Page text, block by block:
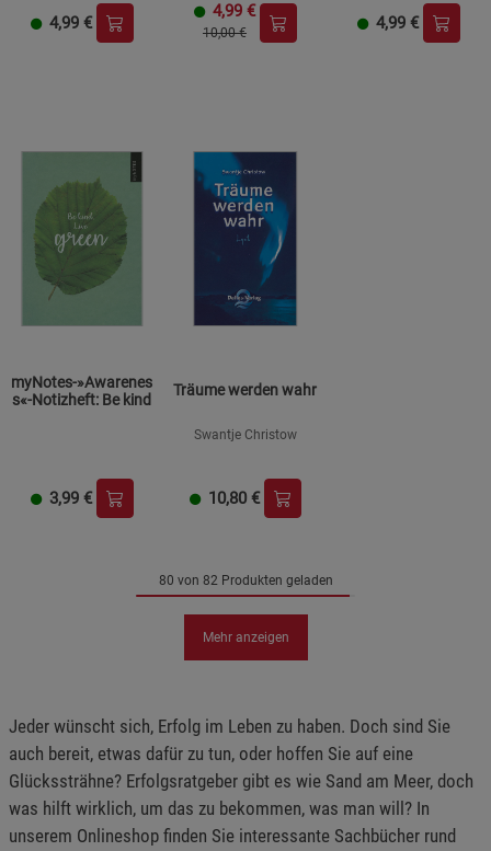
4,99 €
4,99 €
10,00 € 4,99 €
myNotes-»Awarenes
s«-Notizheft: Be kind
3,99 €
Träume werden wahr
Swantje Christow
10,80 €
80 von 82 Produkten geladen
Mehr anzeigen
Jeder wünscht sich, Erfolg im Leben zu haben. Doch sind Sie
auch bereit, etwas dafür zu tun, oder hoffen Sie auf eine
Glückssträhne? Erfolgsratgeber gibt es wie Sand am Meer, doch
was hilft wirklich, um das zu bekommen, was man will? In
unserem Onlineshop finden Sie interessante Sachbücher rund